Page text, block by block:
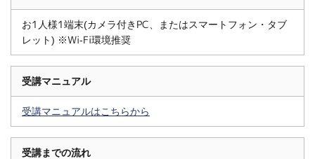
お1人様1端末(カメラ付きPC、またはスマートフォン・タブ
レット) ※Wi-Fi環境推奨
受講マニュアル
受講マニュアルはこちらから
受講までの流れ